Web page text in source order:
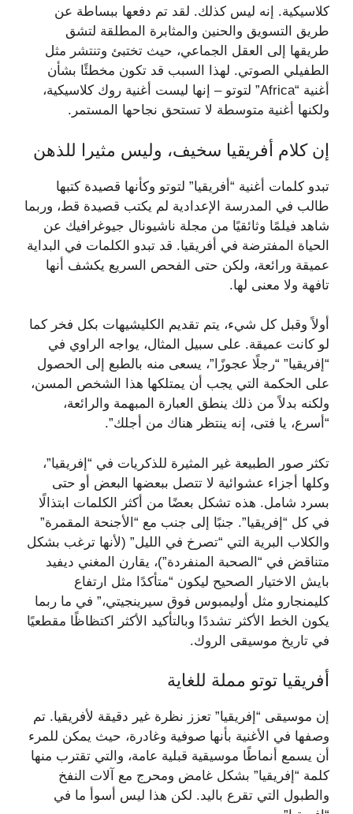
كلاسيكية. إنه ليس كذلك. لقد تم دفعها ببساطة عن
طريق التسويق والحنين والمثابرة المطلقة لتشق
طريقها إلى العقل الجماعي، حيث تختبئ وتنتشر مثل
الطفيلي الصوتي. لهذا السبب قد تكون مخطئًا بشأن
أغنية “Africa” ​​لتوتو – إنها ليست أغنية روك كلاسيكية،
ولكنها أغنية متوسطة لا تستحق نجاحها المستمر.
إن كلام أفريقيا سخيف، وليس مثيرا للذهن
تبدو كلمات أغنية “أفريقيا” لتوتو وكأنها قصيدة كتبها
طالب في المدرسة الإعدادية لم يكتب قصيدة قط، وربما
شاهد فيلمًا وثائقيًا من مجلة ناشيونال جيوغرافيك عن
الحياة المفترضة في أفريقيا. قد تبدو الكلمات في البداية
عميقة ورائعة، ولكن حتى الفحص السريع يكشف أنها
تافهة ولا معنى لها.
أولاً وقبل كل شيء، يتم تقديم الكليشيهات بكل فخر كما
لو كانت عميقة. على سبيل المثال، يواجه الراوي في
“إفريقيا” “رجلًا عجوزًا”، يسعى منه بالطبع إلى الحصول
على الحكمة التي يجب أن يمتلكها هذا الشخص المسن،
ولكنه بدلاً من ذلك ينطق العبارة المبهمة والرائعة،
“أسرع، يا فتى، إنه ينتظر هناك من أجلك”.
تكثر صور الطبيعة غير المثيرة للذكريات في “إفريقيا”،
وكلها أجزاء عشوائية لا تتصل ببعضها البعض أو حتى
بسرد شامل. هذه تشكل بعضًا من أكثر الكلمات ابتذالًا
في كل “إفريقيا”. جنبًا إلى جنب مع “الأجنحة المقمرة”
والكلاب البرية التي “تصرخ في الليل” (لأنها ترغب بشكل
متناقض في “الصحبة المنفردة”)، يقارن المغني ديفيد
بايش الاختيار الصحيح ليكون “متأكدًا مثل ارتفاع
كليمنجارو مثل أوليمبوس فوق سيرينجيتي،” في ما ربما
يكون الخط الأكثر تشددًا وبالتأكيد الأكثر اكتظاظًا مقطعيًا
في تاريخ موسيقى الروك.
أفريقيا توتو مملة للغاية
إن موسيقى “إفريقيا” تعزز نظرة غير دقيقة لأفريقيا. تم
وصفها في الأغنية بأنها صوفية وغادرة، حيث يمكن للمرء
أن يسمع أنماطًا موسيقية قبلية عامة، والتي تقترب منها
كلمة “إفريقيا” بشكل غامض ومحرج مع آلات النفخ
والطبول التي تقرع باليد. لكن هذا ليس أسوأ ما في